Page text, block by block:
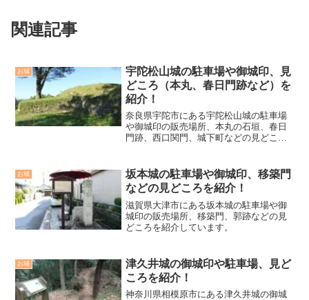
関連記事
お城
宇陀松山城の駐車場や御城印、見
どころ（本丸、春日門跡など）を
紹介！
奈良県宇陀市にある宇陀松山城の駐車場
や御城印の販売場所、本丸の石垣、春日
門跡、西口関門、城下町などの見どころ
お城
坂本城の駐車場や御城印、移築門
などの見どころを紹介！
滋賀県大津市にある坂本城の駐車場や御
城印の販売場所、移築門、郭跡などの見
どころを紹介しています。
お城
津久井城の御城印や駐車場、見ど
ころを紹介！
神奈川県相模原市にある津久井城の御城